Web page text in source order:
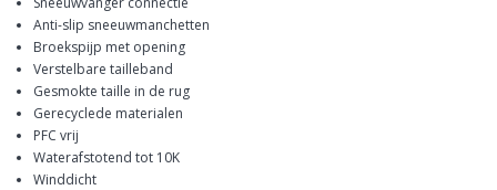
Anti-slip sneeuwmanchetten
Broekspijp met opening
Verstelbare tailleband
Gesmokte taille in de rug
Gerecyclede materialen
PFC vrij
Waterafstotend tot 10K
Winddicht